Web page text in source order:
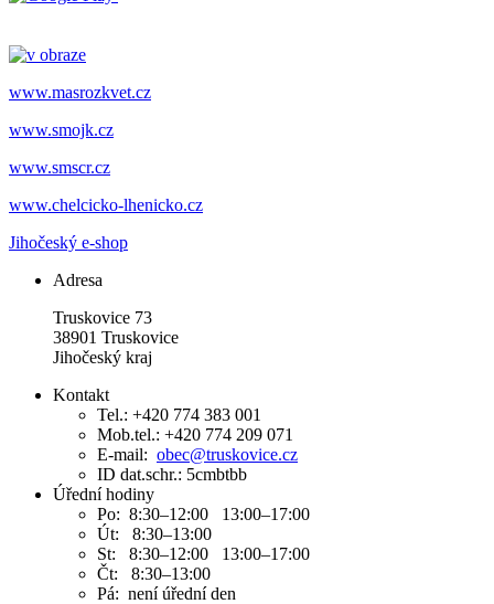
www.masrozkvet.cz
www.smojk.cz
www.smscr.cz
www.chelcicko-lhenicko.cz
Jihočeský e-shop
Adresa
Truskovice 73
38901 Truskovice
Jihočeský kraj
Kontakt
Tel.: +420 774 383 001
Mob.tel.: +420 774 209 071
E-mail: obec@truskovice.cz
ID dat.schr.: 5cmbtbb
Úřední hodiny
Po: 8:30–12:00 13:00–17:00
Út: 8:30–13:00
St: 8:30–12:00 13:00–17:00
Čt: 8:30–13:00
Pá: není úřední den